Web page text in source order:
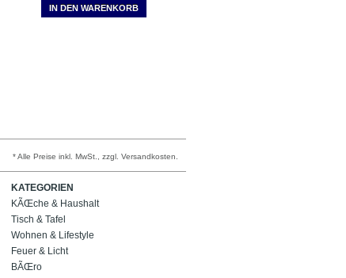
IN DEN WARENKORB
* Alle Preise inkl. MwSt., zzgl. Versandkosten.
KATEGORIEN
KÃŒche & Haushalt
Tisch & Tafel
Wohnen & Lifestyle
Feuer & Licht
BÃŒro